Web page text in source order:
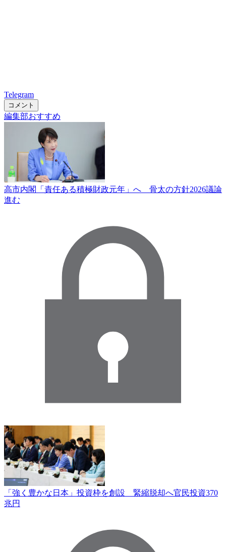
Telegram
コメント
編集部おすすめ
高市内閣「責任ある積極財政元年」へ 骨太の方針2026議論
進む
「強く豊かな日本」投資枠を創設 緊縮脱却へ官民投資370
兆円